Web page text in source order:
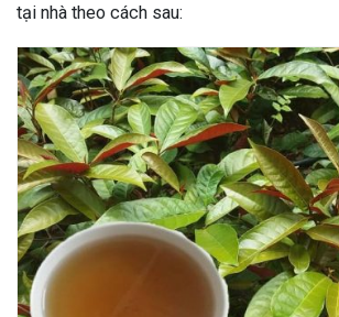
tại nhà theo cách sau: